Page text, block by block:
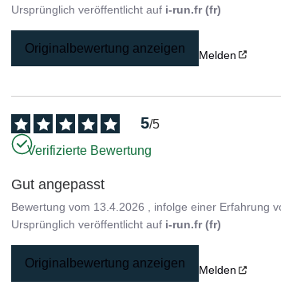
Ursprünglich veröffentlicht auf i-run.fr (fr)
Originalbewertung anzeigen Melden
5/5
Verifizierte Bewertung
Gut angepasst
Bewertung vom 13.4.2026 , infolge einer Erfahrung
Ursprünglich veröffentlicht auf i-run.fr (fr)
Originalbewertung anzeigen Melden